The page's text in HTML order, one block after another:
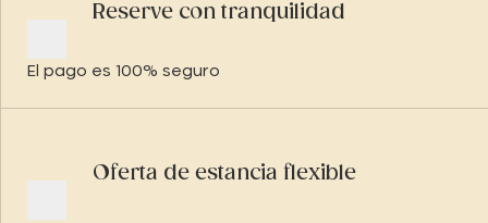
Reserve con tranquilidad
El pago es 100% seguro
Oferta de estancia flexible